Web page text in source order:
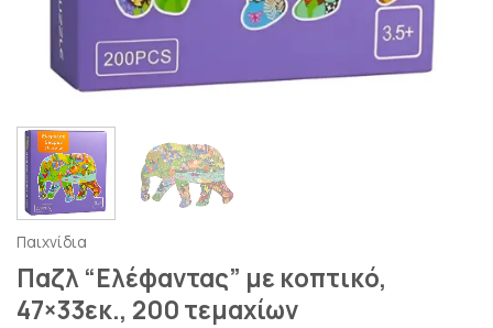
Παιχνίδια
Παζλ “Ελέφαντας” με κοπτικό,
47×33εκ., 200 τεμαχίων